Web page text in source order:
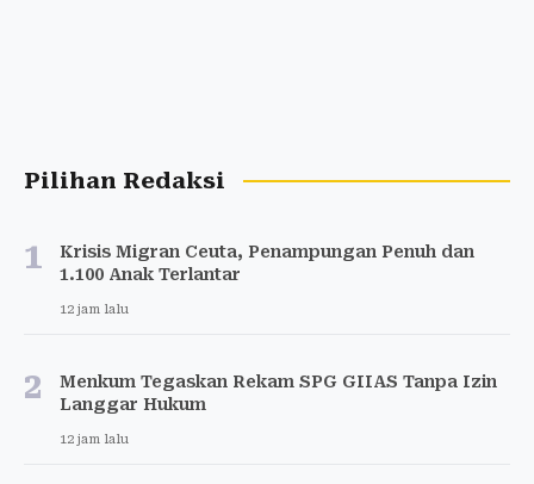
Pilihan Redaksi
1
Krisis Migran Ceuta, Penampungan Penuh dan
1.100 Anak Terlantar
12 jam lalu
2
Menkum Tegaskan Rekam SPG GIIAS Tanpa Izin
Langgar Hukum
12 jam lalu